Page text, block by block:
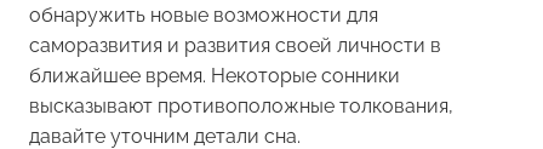
обнаружить новые возможности для
саморазвития и развития своей личности в
ближайшее время. Некоторые сонники
высказывают противоположные толкования,
давайте уточним детали сна.